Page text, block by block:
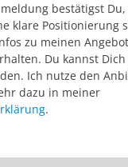
bestätigst
klare Positionierung
zu meinen
Du kannst
Ich nutze den
dazu in meiner
.